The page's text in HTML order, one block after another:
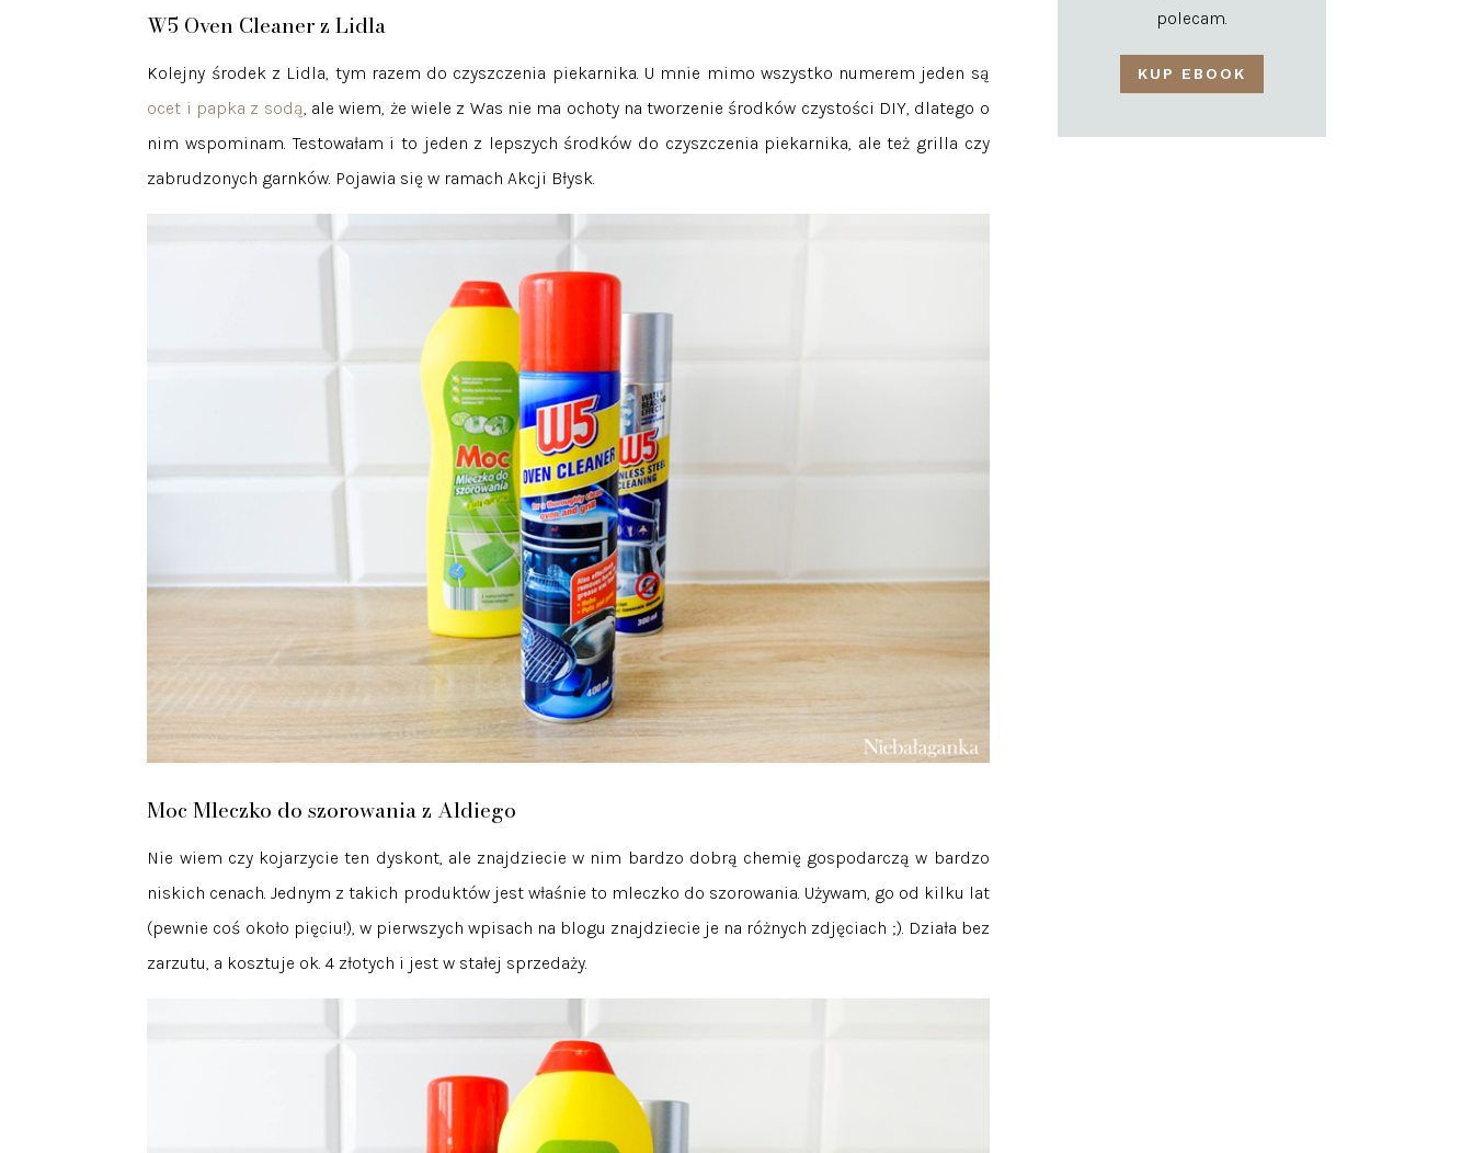
W5 Oven Cleaner z Lidla
Kolejny środek z Lidla, tym razem do czyszczenia piekarnika. U mnie mimo wszystko numerem jeden są
ocet i papka z sodą , ale wiem, że wiele z Was nie ma ochoty na tworzenie środków czystości DIY, dlatego o
nim wspominam. Testowałam i to jeden z lepszych środków do czyszczenia piekarnika, ale też grilla czy
zabrudzonych garnków. Pojawia się w ramach Akcji Błysk.
Moc Mleczko do szorowania z Aldiego
Nie wiem czy kojarzycie ten dyskont, ale znajdziecie w nim bardzo dobrą chemię gospodarczą w bardzo
niskich cenach. Jednym z takich produktów jest właśnie to mleczko do szorowania. Używam, go od kilku lat
(pewnie coś około pięciu!), w pierwszych wpisach na blogu znajdziecie je na różnych zdjęciach ;). Działa bez
zarzutu, a kosztuje ok. 4 złotych i jest w stałej sprzedaży.
polecam.
KUP EBOOK